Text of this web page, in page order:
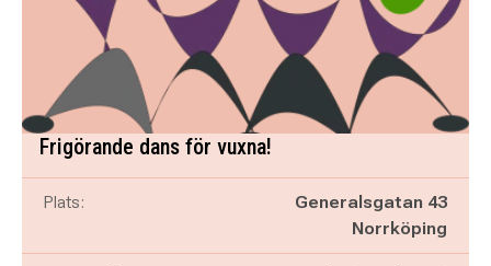
Frigörande dans för vuxna!
Plats:
Generalsgatan 43
Norrköping